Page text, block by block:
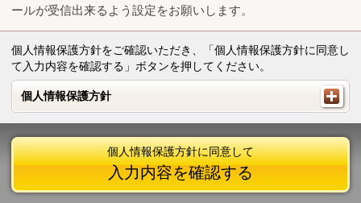
ールが受信出来るよう設定をお願いします。
個人情報保護方針をご確認いただき、「個人情報保護方針に同意し
て入力内容を確認する」ボタンを押してください。
個人情報保護方針
個人情報保護方針
個人情報保護方針に同意して
入力内容を確認する